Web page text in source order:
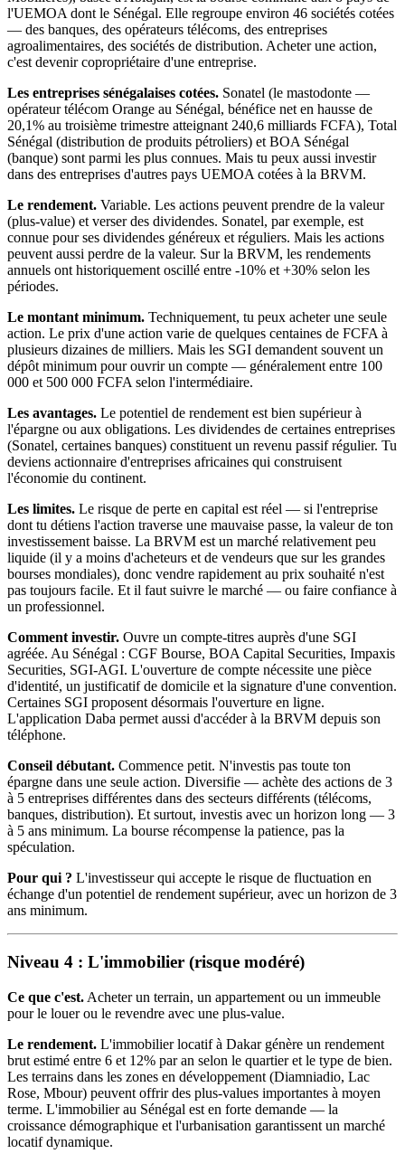
l'UEMOA dont le Sénégal. Elle regroupe environ 46 sociétés cotées
— des banques, des opérateurs télécoms, des entreprises
agroalimentaires, des sociétés de distribution. Acheter une action,
c'est devenir copropriétaire d'une entreprise.
Les entreprises sénégalaises cotées. Sonatel (le mastodonte —
opérateur télécom Orange au Sénégal, bénéfice net en hausse de
20,1% au troisième trimestre atteignant 240,6 milliards FCFA), Total
Sénégal (distribution de produits pétroliers) et BOA Sénégal
(banque) sont parmi les plus connues. Mais tu peux aussi investir
dans des entreprises d'autres pays UEMOA cotées à la BRVM.
Le rendement. Variable. Les actions peuvent prendre de la valeur
(plus-value) et verser des dividendes. Sonatel, par exemple, est
connue pour ses dividendes généreux et réguliers. Mais les actions
peuvent aussi perdre de la valeur. Sur la BRVM, les rendements
annuels ont historiquement oscillé entre -10% et +30% selon les
périodes.
Le montant minimum. Techniquement, tu peux acheter une seule
action. Le prix d'une action varie de quelques centaines de FCFA à
plusieurs dizaines de milliers. Mais les SGI demandent souvent un
dépôt minimum pour ouvrir un compte — généralement entre 100
000 et 500 000 FCFA selon l'intermédiaire.
Les avantages. Le potentiel de rendement est bien supérieur à
l'épargne ou aux obligations. Les dividendes de certaines entreprises
(Sonatel, certaines banques) constituent un revenu passif régulier. Tu
deviens actionnaire d'entreprises africaines qui construisent
l'économie du continent.
Les limites. Le risque de perte en capital est réel — si l'entreprise
dont tu détiens l'action traverse une mauvaise passe, la valeur de ton
investissement baisse. La BRVM est un marché relativement peu
liquide (il y a moins d'acheteurs et de vendeurs que sur les grandes
bourses mondiales), donc vendre rapidement au prix souhaité n'est
pas toujours facile. Et il faut suivre le marché — ou faire confiance à
un professionnel.
Comment investir. Ouvre un compte-titres auprès d'une SGI
agréée. Au Sénégal : CGF Bourse, BOA Capital Securities, Impaxis
Securities, SGI-AGI. L'ouverture de compte nécessite une pièce
d'identité, un justificatif de domicile et la signature d'une convention.
Certaines SGI proposent désormais l'ouverture en ligne.
L'application Daba permet aussi d'accéder à la BRVM depuis son
téléphone.
Conseil débutant. Commence petit. N'investis pas toute ton
épargne dans une seule action. Diversifie — achète des actions de 3
à 5 entreprises différentes dans des secteurs différents (télécoms,
banques, distribution). Et surtout, investis avec un horizon long — 3
à 5 ans minimum. La bourse récompense la patience, pas la
spéculation.
Pour qui ? L'investisseur qui accepte le risque de fluctuation en
échange d'un potentiel de rendement supérieur, avec un horizon de 3
ans minimum.
Niveau 4 : L'immobilier (risque modéré)
Ce que c'est. Acheter un terrain, un appartement ou un immeuble
pour le louer ou le revendre avec une plus-value.
Le rendement. L'immobilier locatif à Dakar génère un rendement
brut estimé entre 6 et 12% par an selon le quartier et le type de bien.
Les terrains dans les zones en développement (Diamniadio, Lac
Rose, Mbour) peuvent offrir des plus-values importantes à moyen
terme. L'immobilier au Sénégal est en forte demande — la
croissance démographique et l'urbanisation garantissent un marché
locatif dynamique.